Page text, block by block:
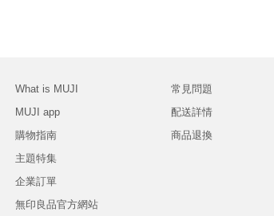
What is MUJI
MUJI app
購物指南
主題特集
企業訂單
無印良品官方網站
常見問題
配送詳情
商品退換